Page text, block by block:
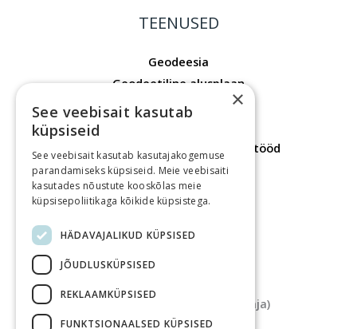
TEENUSED
Geodeesia
Geodeetiline alusplaan
Mõõdistusprojekt
Ehitusgeodeetilised mõõdistustööd
Hoonete mõõdistustööd
Maakorraldustööd
Kontaktid
KONTAKTID
Tartu maantee 84a (Fahle Maja)
Telefon
×
See veebisait kasutab
küpsiseid
See veebisait kasutab kasutajakogemuse
parandamiseks küpsiseid. Meie veebisaiti
kasutades nõustute kooskõlas meie
küpsisepoliitikaga kõikide küpsistega.
HÄDAVAJALIKUD KÜPSISED
JÕUDLUSKÜPSISED
REKLAAMKÜPSISED
FUNKTSIONAALSED KÜPSISED